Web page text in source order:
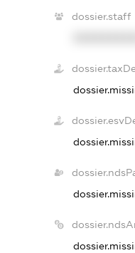
dossier.staff